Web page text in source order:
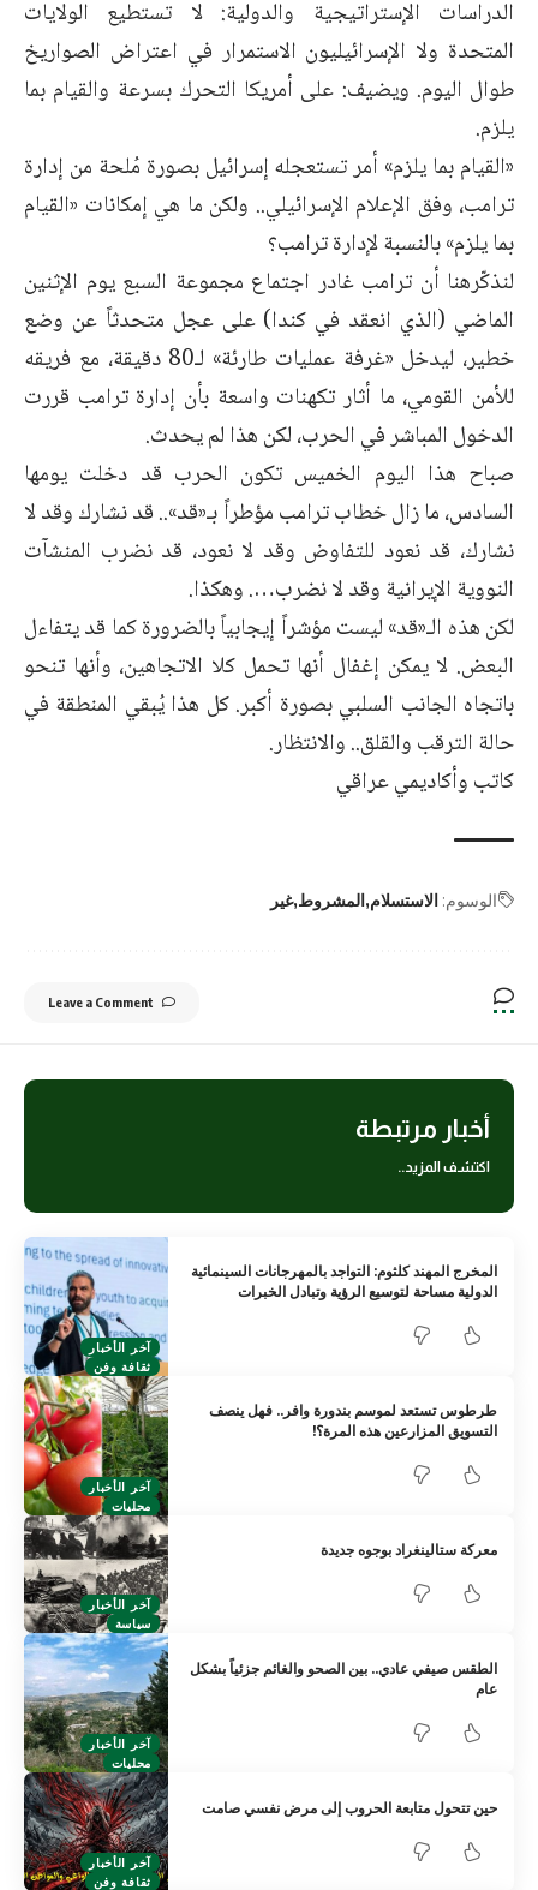
الدراسات الإستراتيجية والدولية: لا تستطيع الولايات
المتحدة ولا ‏الإسرائيليون الاستمرار في اعتراض الصواريخ
طوال اليوم. ويضيف: على ‏أمريكا التحرك بسرعة والقيام بما
يلزم.‏
‏«القيام بما يلزم» أمر تستعجله إسرائيل بصورة مُلحة من إدارة
ترامب، وفق ‏الإعلام الإسرائيلي.. ولكن ما هي إمكانات «القيام
بما يلزم» بالنسبة لإدارة ‏ترامب؟
لنذكّرهنا أن ترامب غادر اجتماع مجموعة السبع يوم الإثنين
الماضي (الذي انعقد ‏في كندا) على عجل متحدثاً عن وضع
خطير، ليدخل «غرفة عمليات طارئة» ‏لـ80 دقيقة، مع فريقه
للأمن القومي، ما أثار تكهنات واسعة بأن إدارة ترامب ‏قررت
الدخول المباشر في الحرب، لكن هذا لم يحدث.‏
صباح هذا اليوم الخميس تكون الحرب قد دخلت يومها
السادس، ما زال خطاب ‏ترامب مؤطراً بـ«قد».. قد نشارك وقد لا
نشارك، قد نعود للتفاوض وقد لا نعود، ‏قد نضرب المنشآت
النووية الإيرانية وقد لا نضرب…. وهكذا.‏
لكن هذه الـ«قد» ليست مؤشراً إيجابياً بالضرورة كما قد يتفاءل
البعض. لا يمكن ‏إغفال أنها تحمل كلا الاتجاهين، وأنها تنحو
باتجاه الجانب السلبي بصورة أكبر. ‏كل هذا يُبقي المنطقة في
حالة الترقب والقلق.. والانتظار.‏
كاتب وأكاديمي عراقي
الوسوم: الاستسلام المشروط غير
Leave a Comment
أخبار مرتبطة
اكتشف المزيد..
آخر الأخبار
ثقافة وفن
المخرج المهند كلثوم: التواجد بالمهرجانات السينمائية
الدولية مساحة لتوسيع الرؤية وتبادل الخبرات
آخر الأخبار
محليات
طرطوس تستعد لموسم بندورة وافر.. فهل ينصف
التسويق المزارعين هذه المرة؟!
آخر الأخبار
سياسة
معركة ستالينغراد بوجوه جديدة
آخر الأخبار
محليات
الطقس صيفي عادي.. بين الصحو والغائم جزئياً بشكل
عام
آخر الأخبار
ثقافة وفن
حين تتحول متابعة الحروب إلى مرض نفسي صامت